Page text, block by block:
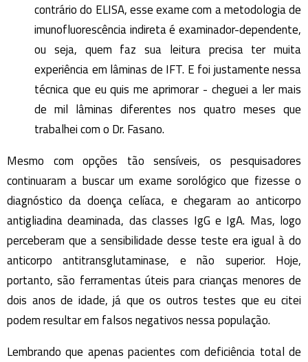
contrário do ELISA, esse exame com a metodologia de
imunofluorescência indireta é examinador-dependente,
ou seja, quem faz sua leitura precisa ter muita
experiência em lâminas de IFT. E foi justamente nessa
técnica que eu quis me aprimorar - cheguei a ler mais
de mil lâminas diferentes nos quatro meses que
trabalhei com o Dr. Fasano.
Mesmo com opções tão sensíveis, os pesquisadores
continuaram a buscar um exame sorológico que fizesse o
diagnóstico da doença celíaca, e chegaram ao anticorpo
antigliadina deaminada, das classes IgG e IgA. Mas, logo
perceberam que a sensibilidade desse teste era igual à do
anticorpo antitransglutaminase, e não superior. Hoje,
portanto, são ferramentas úteis para crianças menores de
dois anos de idade, já que os outros testes que eu citei
podem resultar em falsos negativos nessa população.
Lembrando que apenas pacientes com deficiência total de